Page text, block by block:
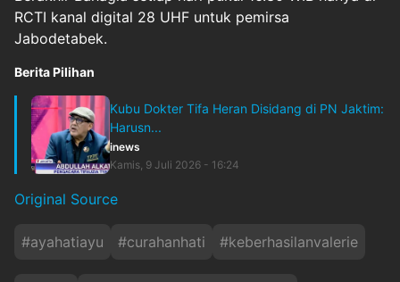
RCTI kanal digital 28 UHF untuk pemirsa
Jabodetabek.
Berita Pilihan
Kubu Dokter Tifa Heran Disidang di PN Jaktim:
Harusn...
inews
Kamis, 9 Juli 2026 - 16:24
Original Source
#ayahatiayu #curahanhati #keberhasilanvalerie